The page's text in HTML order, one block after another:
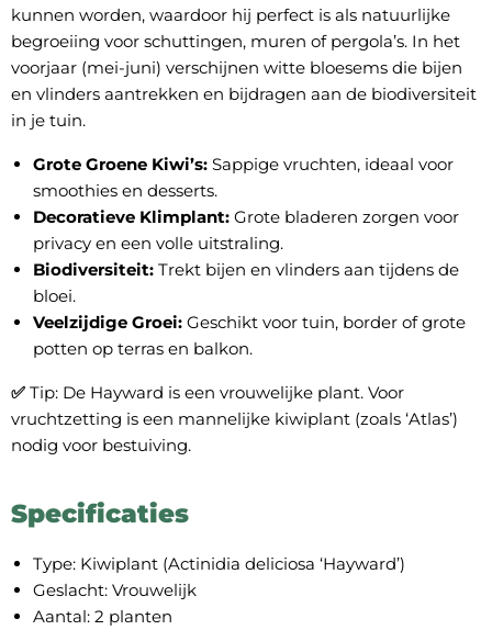
kunnen worden, waardoor hij perfect is als natuurlijke
begroeiing voor schuttingen, muren of pergola’s. In het
voorjaar (mei-juni) verschijnen witte bloesems die bijen
en vlinders aantrekken en bijdragen aan de biodiversiteit
in je tuin.
Grote Groene Kiwi’s: Sappige vruchten, ideaal voor
smoothies en desserts.
Decoratieve Klimplant: Grote bladeren zorgen voor
privacy en een volle uitstraling.
Biodiversiteit: Trekt bijen en vlinders aan tijdens de
bloei.
Veelzijdige Groei: Geschikt voor tuin, border of grote
potten op terras en balkon.
✅ Tip: De Hayward is een vrouwelijke plant. Voor
vruchtzetting is een mannelijke kiwiplant (zoals ‘Atlas’)
nodig voor bestuiving.
Specificaties
Type: Kiwiplant (Actinidia deliciosa ‘Hayward’)
Geslacht: Vrouwelijk
Aantal: 2 planten